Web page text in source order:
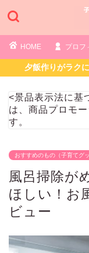
HOME プロフ
夕飯作りがラク
<景品表示法に基
は、商品プロモ
す。
おすすめのもの（子育てグ
風呂掃除が
ほしい！お
ビュー